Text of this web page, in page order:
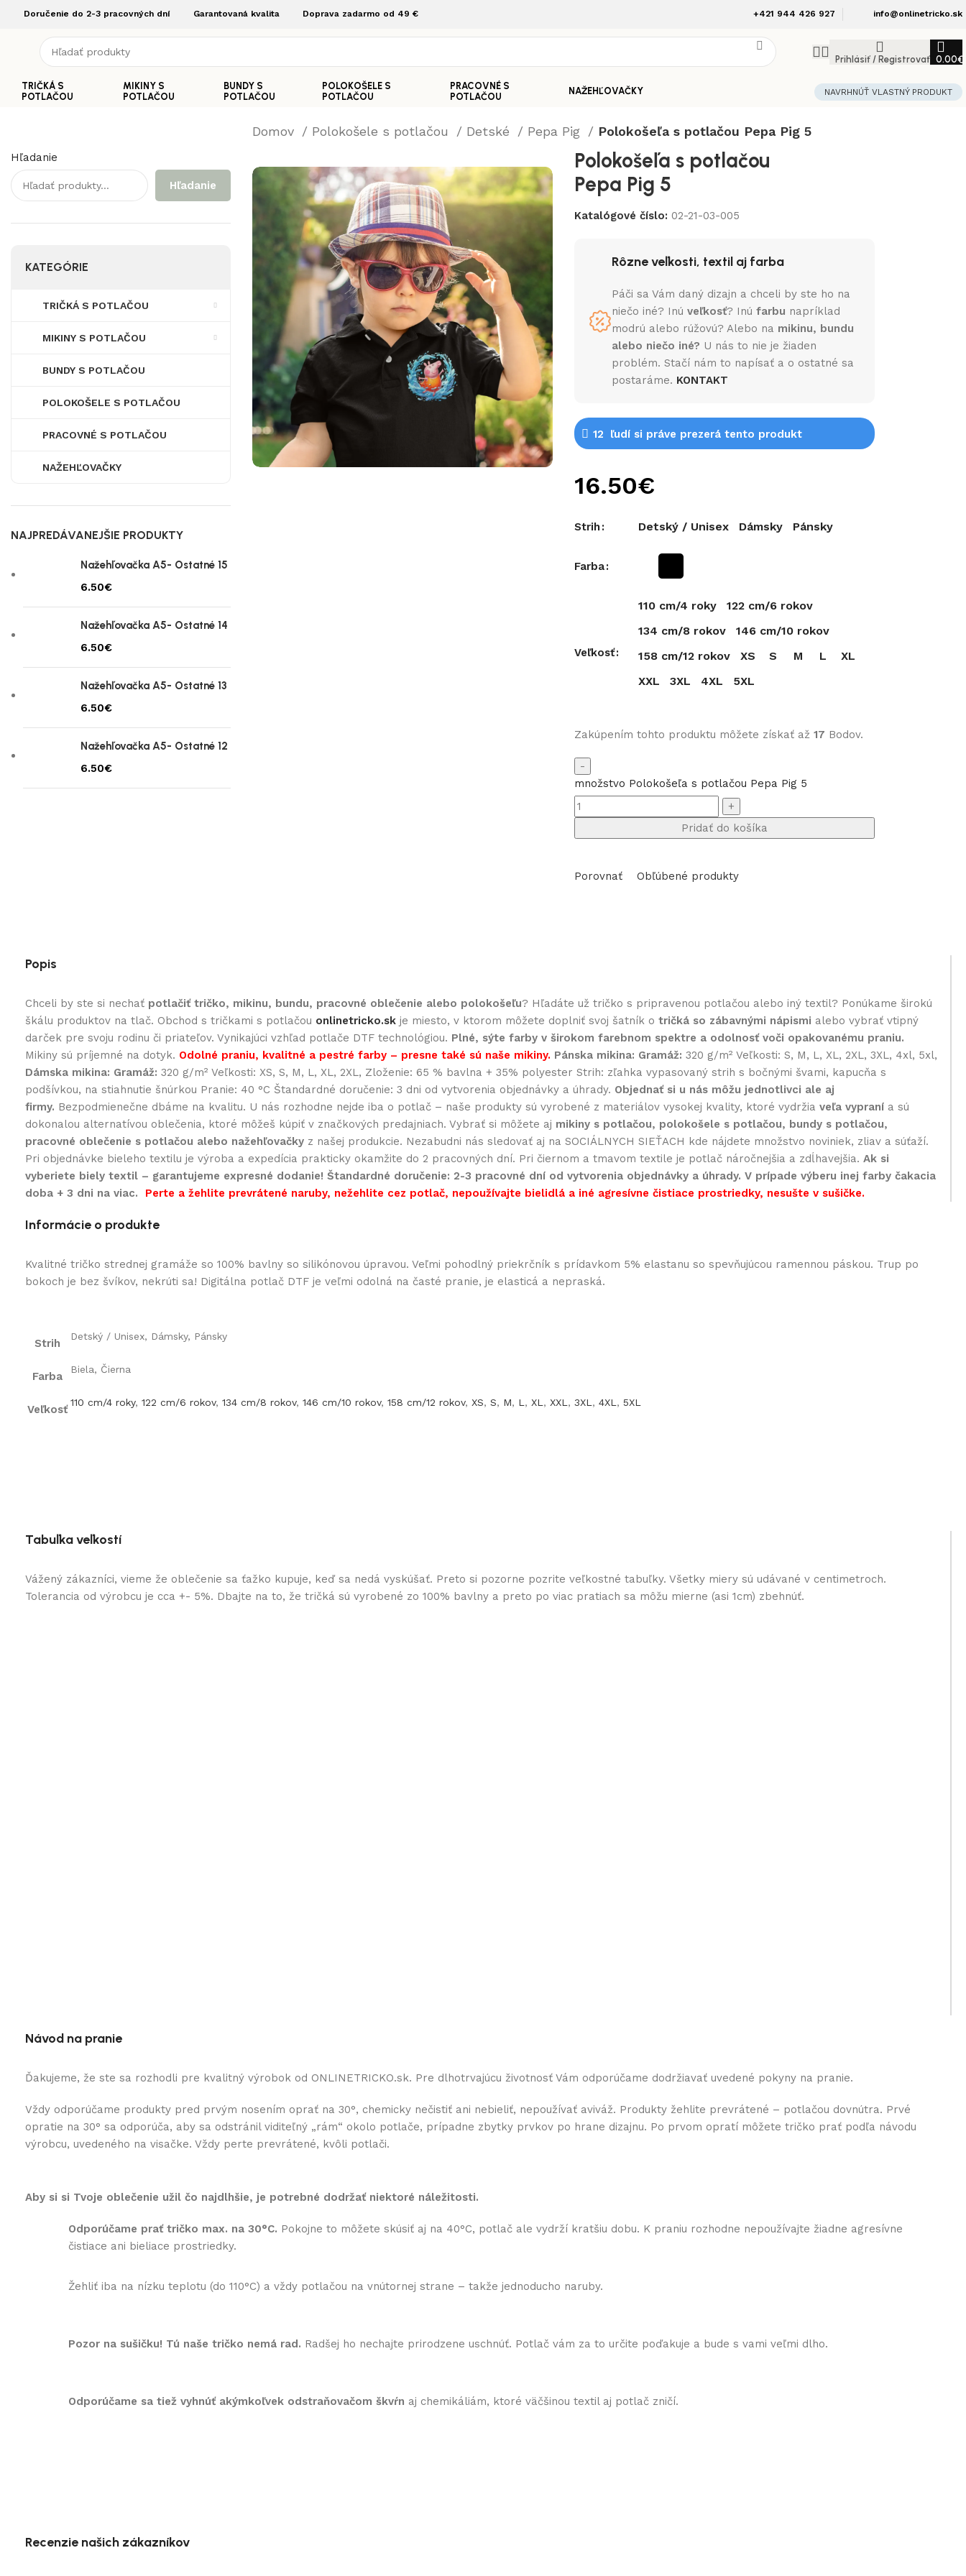
Doručenie do 2-3 pracovných dní Garantovaná kvalita Doprava zadarmo od 49 € +421 944 426 927 info@onlinetricko.sk
Prihlásiť / Registrovať 0.00€
TRIČKÁ S
POTLAČOU
MIKINY S
POTLAČOU
BUNDY S
POTLAČOU
POLOKOŠELE S
POTLAČOU
PRACOVNÉ S
POTLAČOU
NAŽEHĽOVAČKY NAVRHNÚŤ VLASTNÝ PRODUKT
Domov Polokošele s potlačou Detské Pepa Pig Polokošeľa s potlačou Pepa Pig 5
Hľadanie
Hľadanie
KATEGÓRIE
TRIČKÁ S POTLAČOU
MIKINY S POTLAČOU
BUNDY S POTLAČOU
POLOKOŠELE S POTLAČOU
PRACOVNÉ S POTLAČOU
NAŽEHĽOVAČKY
NAJPREDÁVANEJŠIE PRODUKTY
Nažehľovačka A5- Ostatné 15
€
Nažehľovačka A5- Ostatné 14
€
Nažehľovačka A5- Ostatné 13
€
Nažehľovačka A5- Ostatné 12
€
Polokošeľa s potlačou
Pepa Pig 5
Katalógové číslo: 02-21-03-005
Rôzne veľkosti, textil aj farba
Páči sa Vám daný dizajn a chceli by ste ho na
niečo iné? Inú veľkosť? Inú farbu napríklad
modrú alebo rúžovú? Alebo na mikinu, bundu
alebo niečo iné? U nás to nie je žiaden
problém. Stačí nám to napísať a o ostatné sa
postaráme. KONTAKT
12 ľudí si práve prezerá tento produkt
€
Strih Detský / Unisex Dámsky Pánsky
Farba
Veľkosť
110 cm/4 roky
122 cm/6 rokov
134 cm/8 rokov
146 cm/10 rokov
158 cm/12 rokov
XS S M L
XL
XXL
3XL 4XL 5XL
Zakúpením tohto produktu môžete získať až 17 Bodov.
množstvo Polokošeľa s potlačou Pepa Pig 5
Pridať do košíka
Porovnať Obľúbené produkty
Popis
Chceli by ste si nechať potlačiť tričko, mikinu, bundu, pracovné oblečenie alebo polokošeľu? Hľadáte už tričko s pripravenou potlačou alebo iný textil? Ponúkame širokú
škálu produktov na tlač. Obchod s tričkami s potlačou onlinetricko.sk je miesto, v ktorom môžete doplniť svoj šatník o tričká so zábavnými nápismi alebo vybrať vtipný
darček pre svoju rodinu či priateľov. Vynikajúci vzhľad potlače DTF technológiou. Plné, sýte farby v širokom farebnom spektre a odolnosť voči opakovanému praniu.
Mikiny sú príjemné na dotyk. Odolné praniu, kvalitné a pestré farby – presne také sú naše mikiny. Pánska mikina: Gramáž: 320 g/m² Veľkosti: S, M, L, XL, 2XL, 3XL, 4xl, 5xl,
Dámska mikina: Gramáž: 320 g/m² Veľkosti: XS, S, M, L, XL, 2XL, Zloženie: 65 % bavlna + 35% polyester Strih: zľahka vypasovaný strih s bočnými švami, kapucňa s
podšívkou, na stiahnutie šnúrkou Pranie: 40 °C Štandardné doručenie: 3 dni od vytvorenia objednávky a úhrady. Objednať si u nás môžu jednotlivci ale aj
firmy. Bezpodmienečne dbáme na kvalitu. U nás rozhodne nejde iba o potlač – naše produkty sú vyrobené z materiálov vysokej kvality, ktoré vydržia veľa vypraní a sú
dokonalou alternatívou oblečenia, ktoré môžeš kúpiť v značkových predajniach. Vybrať si môžete aj mikiny s potlačou, polokošele s potlačou, bundy s potlačou,
pracovné oblečenie s potlačou alebo nažehľovačky z našej produkcie. Nezabudni nás sledovať aj na SOCIÁLNYCH SIEŤACH kde nájdete množstvo noviniek, zliav a súťaží.
Pri objednávke bieleho textilu je výroba a expedícia prakticky okamžite do 2 pracovných dní. Pri čiernom a tmavom textile je potlač náročnejšia a zdĺhavejšia. Ak si
vyberiete biely textil – garantujeme expresné dodanie! Štandardné doručenie: 2-3 pracovné dní od vytvorenia objednávky a úhrady. V prípade výberu inej farby čakacia
doba + 3 dni na viac.
Perte a žehlite prevrátené naruby, nežehlite cez potlač, nepoužívajte bielidlá a iné agresívne čistiace prostriedky, nesušte v sušičke.
Informácie o produkte
Kvalitné tričko strednej gramáže so 100% bavlny so silikónovou úpravou. Veľmi pohodlný priekrčník s prídavkom 5% elastanu so spevňujúcou ramennou páskou. Trup po
bokoch je bez švíkov, nekrúti sa! Digitálna potlač DTF je veľmi odolná na časté pranie, je elasticá a nepraská.
Strih
Detský / Unisex, Dámsky, Pánsky
Farba
Biela, Čierna
Veľkosť
110 cm/4 roky, 122 cm/6 rokov, 134 cm/8 rokov, 146 cm/10 rokov, 158 cm/12 rokov, XS, S, M, L , XL , XXL , 3XL , 4XL , 5XL
Tabuľka veľkostí
Vážený zákazníci, vieme že oblečenie sa ťažko kupuje, keď sa nedá vyskúšať. Preto si pozorne pozrite veľkostné tabuľky. Všetky miery sú udávané v centimetroch.
Tolerancia od výrobcu je cca +- 5%. Dbajte na to, že tričká sú vyrobené zo 100% bavlny a preto po viac pratiach sa môžu mierne (asi 1cm) zbehnúť.
Návod na pranie
Ďakujeme, že ste sa rozhodli pre kvalitný výrobok od ONLINETRICKO.sk. Pre dlhotrvajúcu životnosť Vám odporúčame dodržiavať uvedené pokyny na pranie.
Vždy odporúčame produkty pred prvým nosením oprať na 30°, chemicky nečistiť ani nebieliť, nepoužívať aviváž. Produkty žehlite prevrátené – potlačou dovnútra. Prvé
opratie na 30° sa odporúča, aby sa odstránil viditeľný „rám“ okolo potlače, prípadne zbytky prvkov po hrane dizajnu. Po prvom opratí môžete tričko prať podľa návodu
výrobcu, uvedeného na visačke. Vždy perte prevrátené, kvôli potlači.
Aby si si Tvoje oblečenie užil čo najdlhšie, je potrebné dodržať niektoré náležitosti.
Odporúčame prať tričko max. na 30°C. Pokojne to môžete skúsiť aj na 40°C, potlač ale vydrží kratšiu dobu. K praniu rozhodne nepoužívajte žiadne agresívne
čistiace ani bieliace prostriedky.
Žehliť iba na nízku teplotu (do 110°C) a vždy potlačou na vnútornej strane – takže jednoducho naruby.
Pozor na sušičku! Tú naše tričko nemá rad. Radšej ho nechajte prirodzene uschnúť. Potlač vám za to určite poďakuje a bude s vami veľmi dlho.
Odporúčame sa tiež vyhnúť akýmkoľvek odstraňovačom škvŕn aj chemikáliám, ktoré väčšinou textil aj potlač zničí.
Recenzie našich zákazníkov